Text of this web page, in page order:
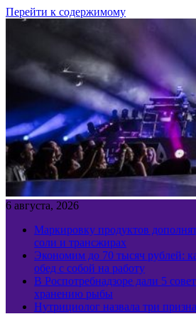
Перейти к содержимому
6 августа, 2026
Маркировку продуктов
соли и трансжирах
Экономим до 70 тысяч рублей:
обед с собой на работу
В Роспотребнадзоре дали 5
хранению рыбы
Нутрициолог назвала три